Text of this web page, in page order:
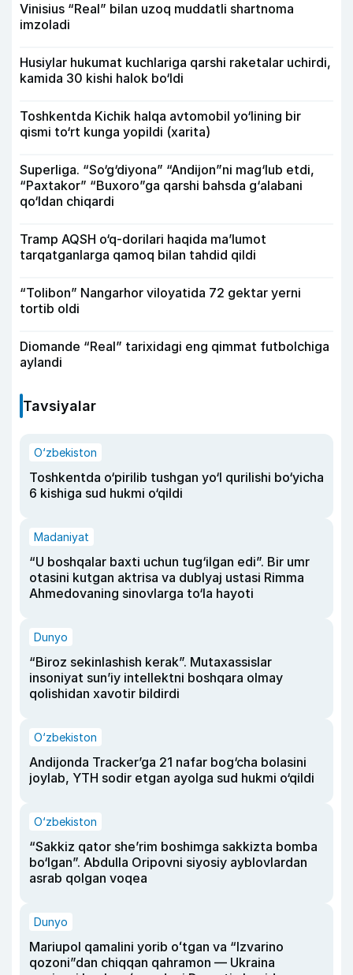
Vinisius “Real” bilan uzoq muddatli shartnoma
imzoladi
Husiylar hukumat kuchlariga qarshi raketalar uchirdi,
kamida 30 kishi halok bo‘ldi
Toshkentda Kichik halqa avtomobil yo‘lining bir
qismi to‘rt kunga yopildi (xarita)
Superliga. “So‘g‘diyona” “Andijon”ni mag‘lub etdi,
“Paxtakor” “Buxoro”ga qarshi bahsda g‘alabani
qo‘ldan chiqardi
Tramp AQSH o‘q-dorilari haqida ma’lumot
tarqatganlarga qamoq bilan tahdid qildi
“Tolibon” Nangarhor viloyatida 72 gektar yerni
tortib oldi
Diomande “Real” tarixidagi eng qimmat futbolchiga
aylandi
Tavsiyalar
O‘zbekiston
Toshkentda o‘pirilib tushgan yo‘l qurilishi bo‘yicha
6 kishiga sud hukmi o‘qildi
Madaniyat
“U boshqalar baxti uchun tug‘ilgan edi”. Bir umr
otasini kutgan aktrisa va dublyaj ustasi Rimma
Ahmedovaning sinovlarga to‘la hayoti
Dunyo
“Biroz sekinlashish kerak”. Mutaxassislar
insoniyat sun’iy intellektni boshqara olmay
qolishidan xavotir bildirdi
O‘zbekiston
Andijonda Tracker’ga 21 nafar bog‘cha bolasini
joylab, YTH sodir etgan ayolga sud hukmi o‘qildi
O‘zbekiston
“Sakkiz qator she’rim boshimga sakkizta bomba
bo‘lgan”. Abdulla Oripovni siyosiy ayblovlardan
asrab qolgan voqea
Dunyo
Mariupol qamalini yorib oʻtgan va “Izvarino
qozoni”dan chiqqan qahramon — Ukraina